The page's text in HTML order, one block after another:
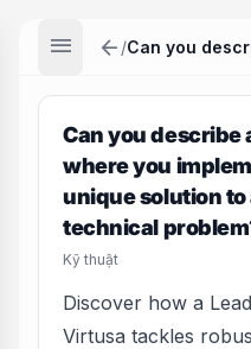
menu arrow_back /
Can you describe
where you
unique solution
technical
Kỹ thuật
Discover how a
Virtusa tackles